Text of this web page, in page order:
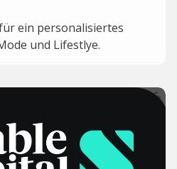
ein personalisiertes
und Lifestlye.